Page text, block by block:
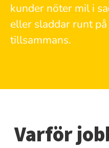
kunder nöter mil i
eller sladdar runt
tillsammans.
Varför